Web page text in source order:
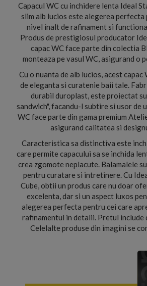
Capacul WC cu inchidere lenta Ideal
slim alb lucios este alegerea perfecta
nivel inalt de rafinament si
Produs de prestigiosul producator
capac WC face parte din colectia
monteaza pe vasul WC, asigurand o
Cu o nuanta de alb lucios, acest capac
de eleganta si curatenie baii tale.
durabil duroplast, este proiectat
sandwich", facandu-l subtire si usor de
WC face parte din gama premium
asigurand calitatea si
Caracteristica sa distinctiva este
care permite capacului sa se inchida
crea zgomote neplacute. Balamalele
pentru curatare si intretinere. Cu
Cube, obtii un produs care nu doar
excelenta, dar si un aspect luxos
alegerea perfecta pentru cei care
rafinamentul in detalii. Pretul include
Celelalte produse din imagini se